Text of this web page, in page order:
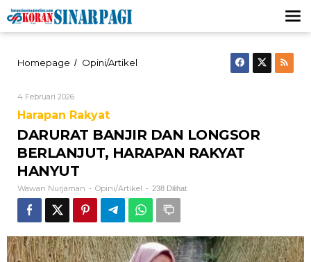
Lewati
ke
konten
Homepage / Opini/Artikel
RAKYAT
HANYUT
4 Februari 2026Oleh
Nurjaman
Harapan Rakyat
DARURAT BANJIR DAN LONGSOR
BERLANJUT, HARAPAN RAKYAT
HANYUT
Wawan Nurjaman - Opini/Artikel - 238 Dilihat